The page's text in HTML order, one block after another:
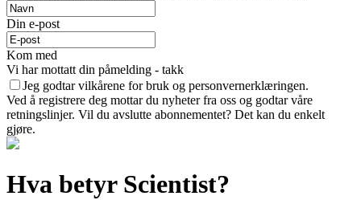
Din e-post
Kom med
Vi har mottatt din påmelding - takk
Jeg godtar vilkårene for bruk og personvernerklæringen.
Ved å registrere deg mottar du nyheter fra oss og godtar våre
retningslinjer. Vil du avslutte abonnementet? Det kan du enkelt
gjøre.
Hva betyr Scientist?